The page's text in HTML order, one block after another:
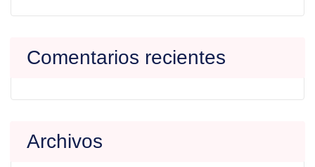
Comentarios recientes
Archivos